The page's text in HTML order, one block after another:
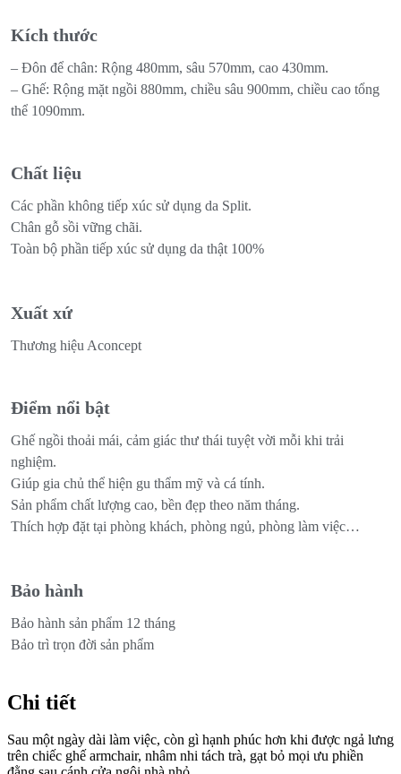
Kích thước
– Đôn để chân: Rộng 480mm, sâu 570mm, cao 430mm.
– Ghế: Rộng mặt ngồi 880mm, chiều sâu 900mm, chiều cao tổng
thể 1090mm.
Chất liệu
Các phần không tiếp xúc sử dụng da Split.
Chân gỗ sồi vững chãi.
Toàn bộ phần tiếp xúc sử dụng da thật 100%
Xuất xứ
Thương hiệu Aconcept
Điểm nổi bật
Ghế ngồi thoải mái, cảm giác thư thái tuyệt vời mỗi khi trải
nghiệm.
Giúp gia chủ thể hiện gu thẩm mỹ và cá tính.
Sản phẩm chất lượng cao, bền đẹp theo năm tháng.
Thích hợp đặt tại phòng khách, phòng ngủ, phòng làm việc…
Bảo hành
Bảo hành sản phẩm 12 tháng
Bảo trì trọn đời sản phẩm
Chi tiết
Sau một ngày dài làm việc, còn gì hạnh phúc hơn khi được ngả lưng
trên chiếc ghế armchair, nhâm nhi tách trà, gạt bỏ mọi ưu phiền